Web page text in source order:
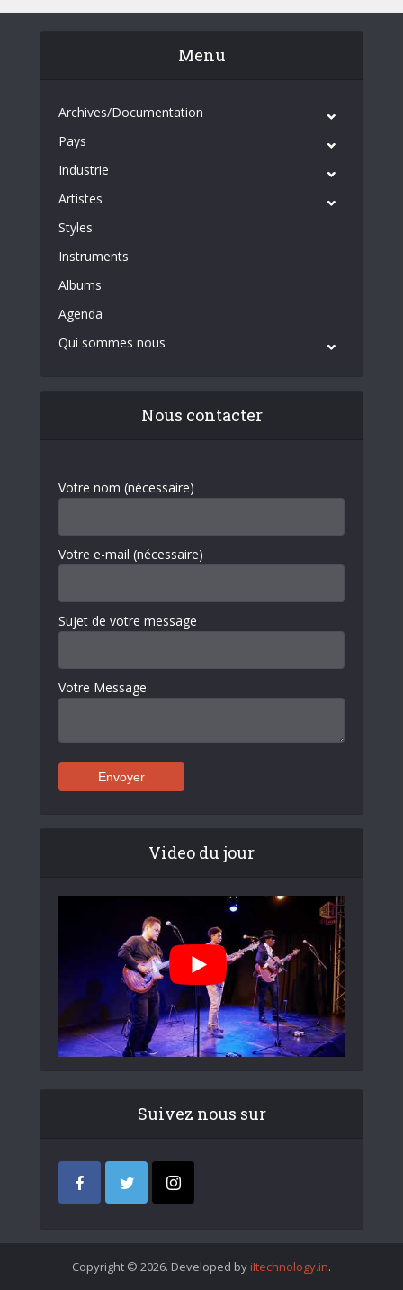
Menu
Archives/Documentation
Pays
Industrie
Artistes
Styles
Instruments
Albums
Agenda
Qui sommes nous
Nous contacter
Votre nom (nécessaire)
Votre e-mail (nécessaire)
Sujet de votre message
Votre Message
Video du jour
Suivez nous sur
Copyright © 2026. Developed by iItechnology.in.